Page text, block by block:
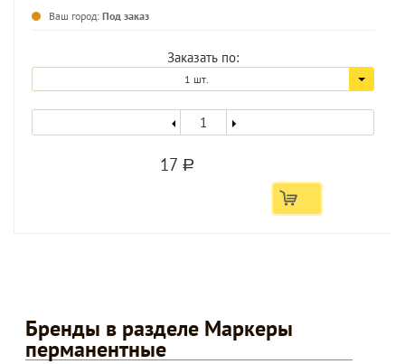
Ваш город: Под заказ
Заказать по:
1 шт.
17 a
Бренды в разделе Маркеры
перманентные